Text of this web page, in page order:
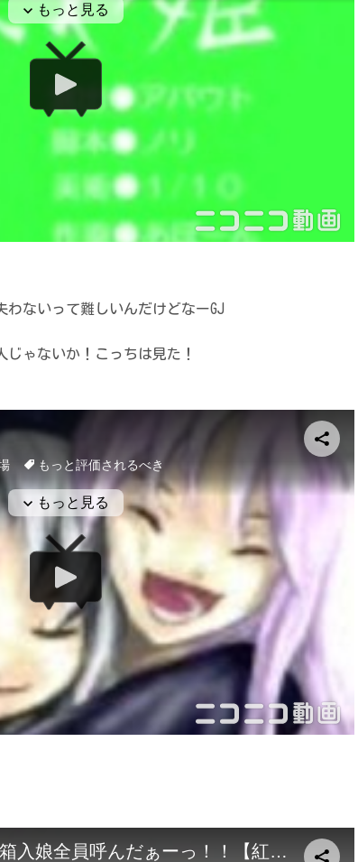
ないって難しいんだけどなーGJ
ゃないか！こっちは見た！